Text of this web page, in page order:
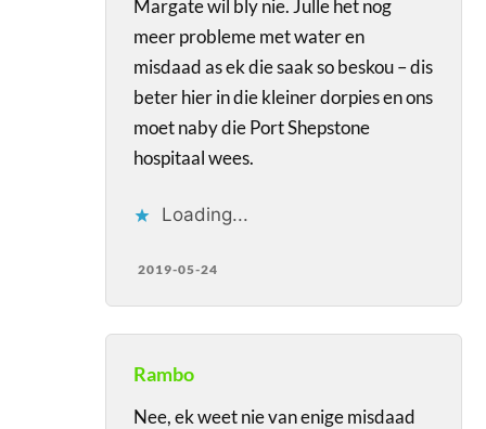
Margate wil bly nie. Julle het nog
meer probleme met water en
misdaad as ek die saak so beskou – dis
beter hier in die kleiner dorpies en ons
moet naby die Port Shepstone
hospitaal wees.
Loading...
2019-05-24
Rambo
Nee, ek weet nie van enige misdaad